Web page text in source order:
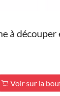
à découper
Voir sur la